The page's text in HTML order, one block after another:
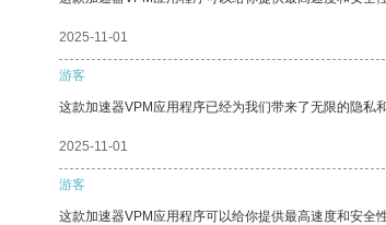
2025-11-01
游客
这款加速器VPM应用程序已经为我们带来了无限的隐私
2025-11-01
游客
这款加速器VPM应用程序可以给你提供最高速度和安全